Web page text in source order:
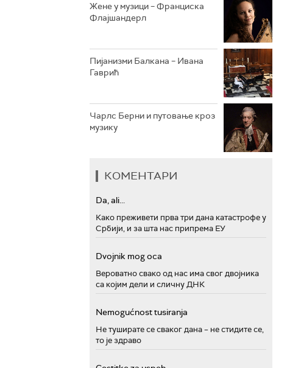
Жене у музици – Франциска
Флајшандерл
Пијанизми Балкана – Ивана
Гаврић
Чарлс Берни и путовање кроз
музику
КОМЕНТАРИ
Da, ali...
Како преживети прва три дана катастрофе у
Србији, и за шта нас припрема ЕУ
Dvojnik mog oca
Вероватно свако од нас има свог двојника
са којим дели и сличну ДНК
Nemogućnost tusiranja
Не туширате се сваког дана – не стидите се,
то је здраво